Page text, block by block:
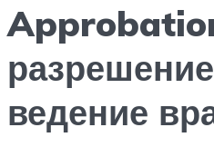
ведение